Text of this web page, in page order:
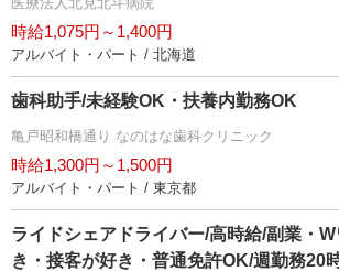
時給1,075円～1,400円
アルバイト・パート / 北海道
歯科助手/未経験OK・扶養内勤務OK
亀戸昭和橋通り なのはな歯科クリニック
時給1,300円～1,500円
アルバイト・パート / 東京都
ライドシェアドライバー/高時給/副業・
き・接客が好き・普通免許OK/週勤務20